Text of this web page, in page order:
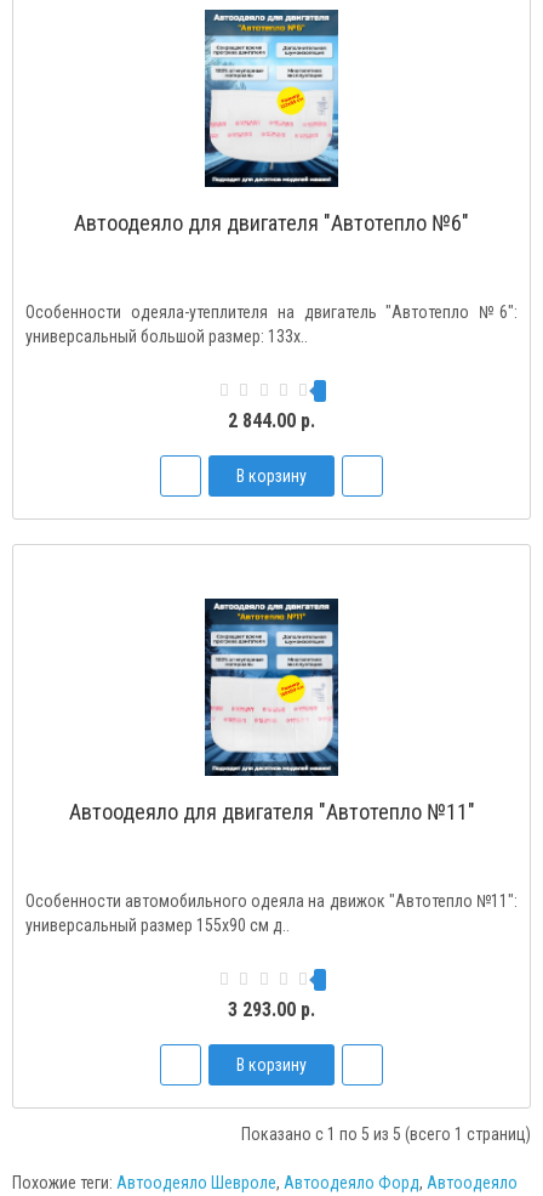
Автоодеяло для двигателя "Автотепло №6"
Особенности одеяла-утеплителя на двигатель "Автотепло №6":
универсальный большой размер: 133х..
2 844.00 р.
В корзину
Автоодеяло для двигателя "Автотепло №11"
Особенности автомобильного одеяла на движок "Автотепло №11":
универсальный размер 155х90 см д..
3 293.00 р.
В корзину
Показано с 1 по 5 из 5 (всего 1 страниц)
Похожие теги: Автоодеяло Шевроле, Автоодеяло Форд, Автоодеяло